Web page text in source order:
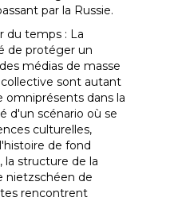
par la Russie.
du temps : La
de protéger un
médias de masse
sont autant
omniprésents dans la
d'un scénario où se
culturelles,
de fond
la structure de la
nietzschéen de
rencontrent